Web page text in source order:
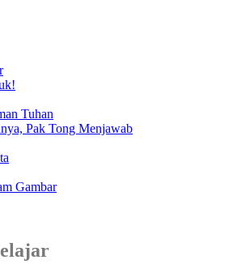
Tuhan
Pak Tong Menjawab
Gambar